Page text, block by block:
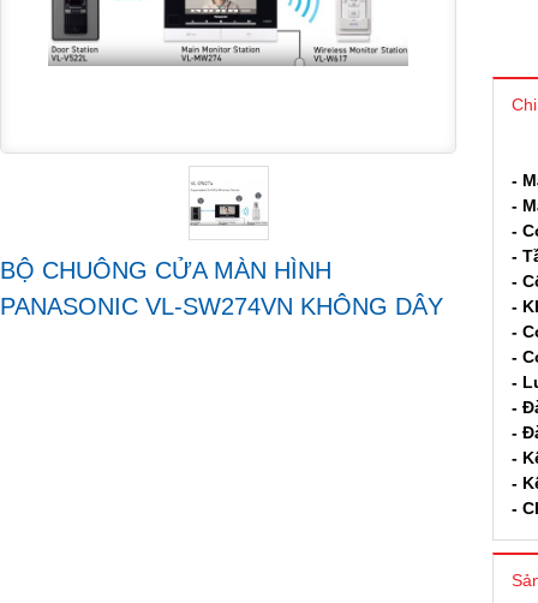
BỘ CHUÔNG CỬA MÀN HÌNH
PANASONIC VL-SW274VN KHÔNG DÂY
-
-
-
-
-
-
-
-
-
-
-
-
-
-